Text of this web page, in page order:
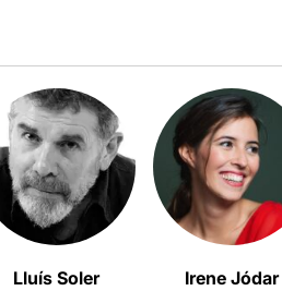
Lluís Soler Irene Jódar